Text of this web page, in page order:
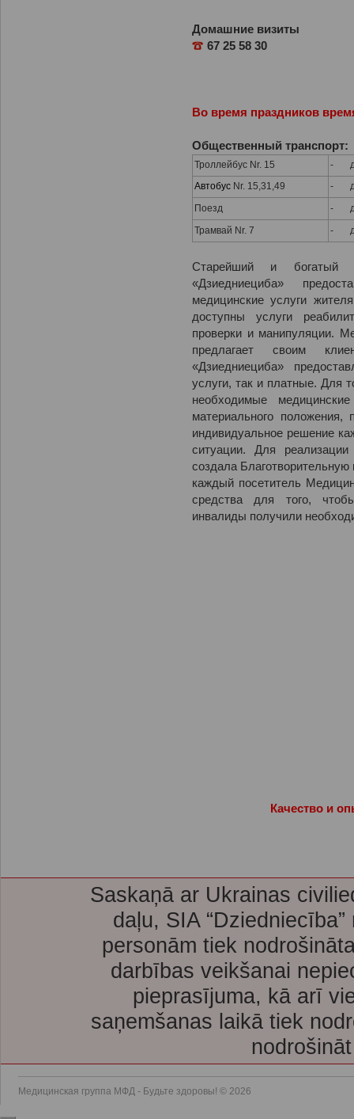
Домашние визиты
67 25 58 30
Во время праздников
Общественный транспорт:
Троллейбус Nr. 15
- до
Автобус Nr. 15,31,49
- до
Поезд
- до
Трамвай Nr. 7
- до
Старейший и богатый
«Дзиедниециба»
медицинские услуги
доступны услуги
проверки и манипуляции.
предлагает своим
«Дзиедниециба»
услуги, так и платные. Для
необходимые
материального положения,
индивидуальное решение
ситуации. Для
создала
каждый посетитель
средства для того,
инвалиды получили
Качество и
Saskaņā ar Ukrainas
daļu, SIA
personām tiek
darbības veikšanai
pieprasījuma, kā arī
saņemšanas laikā tiek
Медицинская группа МФД - Будьте здоровы! © 2026